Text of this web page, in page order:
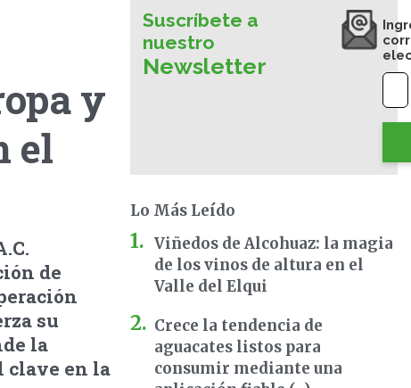
y
el
de
su
la
clave en la
Suscríbete a
nuestro
Newsletter
Lo Más Leído
Viñedos de Alcohuaz: la magia
de los vinos de altura en el
Valle del Elqui
Crece la tendencia de
aguacates listos para
consumir mediante una